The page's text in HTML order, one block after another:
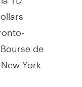
de
York